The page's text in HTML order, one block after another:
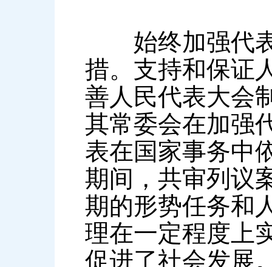
始终加强代表
措。支持和保证
善人民代表大会
其常委会在加强
表在国家事务中
期间，共审列议
期的形势任务和
理在一定程度上
促进了社会发展